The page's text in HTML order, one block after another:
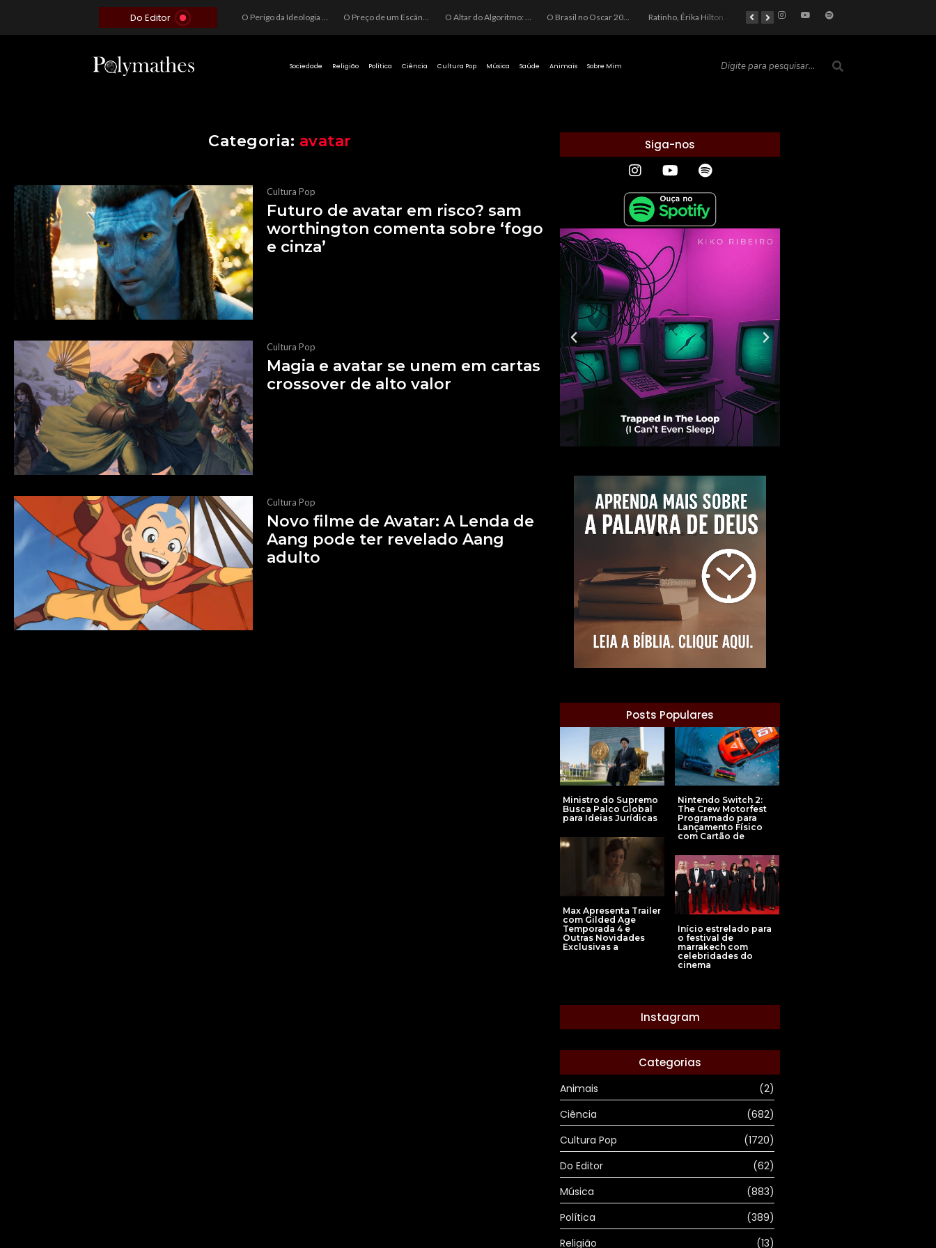
Do Editor O Perigo da Ideologia Desenfreada na Justiça: Quando a Pauta Política Substitui a Pena Criminal O Preço de um Escândalo: A Discrepância Entre o “Filme de Bolsonaro” e a Realidade do Cinema Mundial O Altar do Algoritmo: A Carência Humana e a Fabricação de Heróis no Brasil O Brasil no Oscar 2026: Entre a Cota do Politicamente Correto e a Realidade das Telas Ratinho, Érika Hilton e a Farsa Política: Quem Ganha com o Barulho no País de Bobson? As controvérsias que marcam o cenário político e econômico nacional
Sociedade Religião Política Ciência Cultura Pop Música Saúde Animais Sobre Mim
Categoria: avatar
Cultura Pop
Futuro de avatar em risco? sam
worthington comenta sobre ‘fogo
e cinza’
Cultura Pop
Magia e avatar se unem em cartas
crossover de alto valor
Cultura Pop
Novo filme de Avatar: A Lenda de
Aang pode ter revelado Aang
adulto
Siga-nos
Posts Populares
Ministro do Supremo
Busca Palco Global
para Ideias Jurídicas
Nintendo Switch 2:
The Crew Motorfest
Programado para
Lançamento Físico
com Cartão de
Max Apresenta Trailer
com Gilded Age
Temporada 4 e
Outras Novidades
Exclusivas a
Início estrelado para
o festival de
marrakech com
celebridades do
cinema
Instagram
Categorias
Animais
(2)
Ciência
(682)
Cultura Pop
(1720)
Do Editor
(62)
Música
(883)
Política
(389)
Religião
(13)